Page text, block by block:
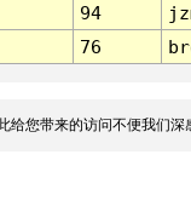
94
76
给您带来的访问不便我们深